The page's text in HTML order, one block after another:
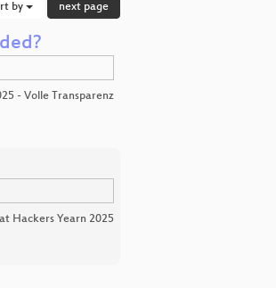
by next page
- Volle Transparenz
Hackers Yearn 2025